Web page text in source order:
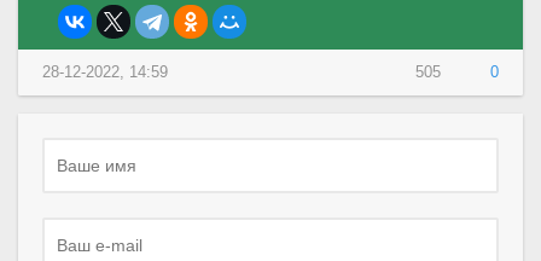
505 0
28-12-2022, 14:59